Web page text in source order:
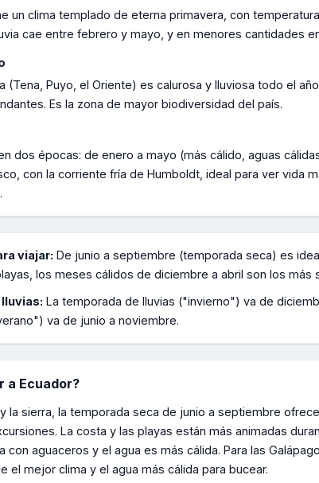
un clima templado de eterna primavera, con
cae entre febrero y mayo, y en menores cantidades
(Tena, Puyo, el Oriente) es calurosa y lluviosa todo el
Es la zona de mayor biodiversidad del país.
dos épocas: de enero a mayo (más cálido, aguas
con la corriente fría de Humboldt, ideal para ver vida
viajar: De junio a septiembre (temporada seca) es
los meses cálidos de diciembre a abril son los
La temporada de lluvias ("invierno") va de
va de junio a noviembre.
a Ecuador?
la sierra, la temporada seca de junio a septiembre
La costa y las playas están más animadas
con aguaceros y el agua es más cálida. Para las
el mejor clima y el agua más cálida para bucear.